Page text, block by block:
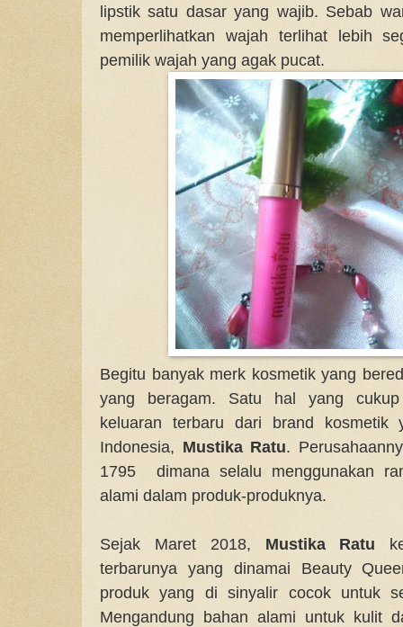
lipstik satu dasar yang wajib. Sebab
memperlihatkan wajah terlihat lebih
pemilik wajah yang agak pucat.
Begitu banyak merk kosmetik yang
yang beragam. Satu hal yang
keluaran terbaru dari brand
Indonesia, Mustika Ratu.
1795 dimana selalu menggunakan
alami dalam produk-produknya.
Sejak Maret 2018, Mustika Ratu
terbarunya yang dinamai Beauty
produk yang di sinyalir cocok untuk
Mengandung bahan alami untuk kulit